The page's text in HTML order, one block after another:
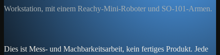
Workstation, mit einem Reachy-Mini-Roboter und SO-101-Armen.
Dies ist Mess- und Machbarkeitsarbeit, kein fertiges Produkt. Jede